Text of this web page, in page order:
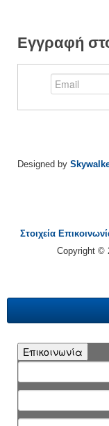
Εγγραφή
Designed by
Στοιχεία
Copyright ©